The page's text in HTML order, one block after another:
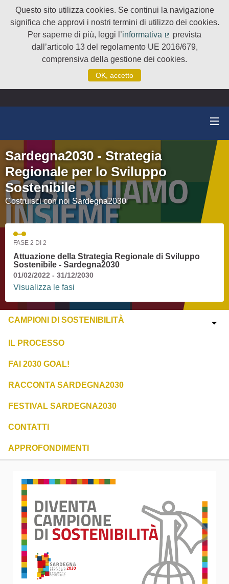
Questo sito utilizza cookies. Se continui la navigazione
significa che approvi i nostri termini di utilizzo dei cookies.
Per saperne di più, leggi l’informativa
(Collegamento
prevista
dall’articolo 13 del regolamento UE 2016/679,
comprensiva della gestione dei cookies.
OK, accetto
Sardegna2030 - Strategia
Regionale per lo Sviluppo
Sostenibile
Costruisci con noi Sardegna2030
FASE 2 DI 2
Attuazione della Strategia Regionale di Sviluppo
Sostenibile - Sardegna2030
01/02/2022 - 31/12/2030
Visualizza le fasi
CAMPIONI DI SOSTENIBILITÀ
IL PROCESSO
FAI 2030 GOAL!
RACCONTA SARDEGNA2030
FESTIVAL SARDEGNA2030
CONTATTI
APPROFONDIMENTI